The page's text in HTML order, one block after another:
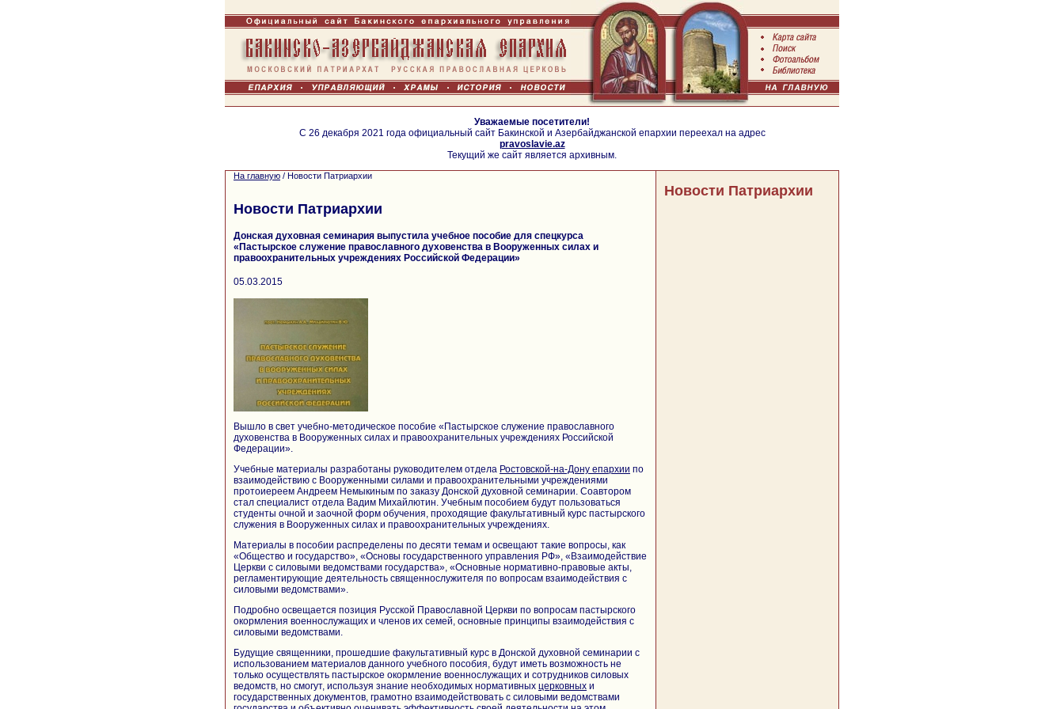
Уважаемые посетители!
С 26 декабря 2021 года официальный сайт Бакинской и Азербайджанской епархии переехал на адрес
pravoslavie.az
Текущий же сайт является архивным.
На главную / Новости Патриархии
Новости Патриархии
Донская духовная семинария выпустила учебное пособие для спецкурса
«Пастырское служение православного духовенства в Вооруженных силах и
правоохранительных учреждениях Российской Федерации»
05.03.2015
Вышло в свет учебно-методическое пособие «Пастырское служение православного
духовенства в Вооруженных силах и правоохранительных учреждениях Российской
Федерации».
Учебные материалы разработаны руководителем отдела Ростовской-на-Дону епархии по
взаимодействию с Вооруженными силами и правоохранительными учреждениями
протоиереем Андреем Немыкиным по заказу Донской духовной семинарии. Соавтором
стал специалист отдела Вадим Михайлютин. Учебным пособием будут пользоваться
студенты очной и заочной форм обучения, проходящие факультативный курс пастырского
служения в Вооруженных силах и правоохранительных учреждениях.
Материалы в пособии распределены по десяти темам и освещают такие вопросы, как
«Общество и государство», «Основы государственного управления РФ», «Взаимодействие
Церкви с силовыми ведомствами государства», «Основные нормативно-правовые акты,
регламентирующие деятельность священнослужителя по вопросам взаимодействия с
силовыми ведомствами».
Подробно освещается позиция Русской Православной Церкви по вопросам пастырского
окормления военнослужащих и членов их семей, основные принципы взаимодействия с
силовыми ведомствами.
Будущие священники, прошедшие факультативный курс в Донской духовной семинарии с
использованием материалов данного учебного пособия, будут иметь возможность не
только осуществлять пастырское окормление военнослужащих и сотрудников силовых
ведомств, но смогут, используя знание необходимых нормативных церковных и
государственных документов, грамотно взаимодействовать с силовыми ведомствами
Новости Патриархии